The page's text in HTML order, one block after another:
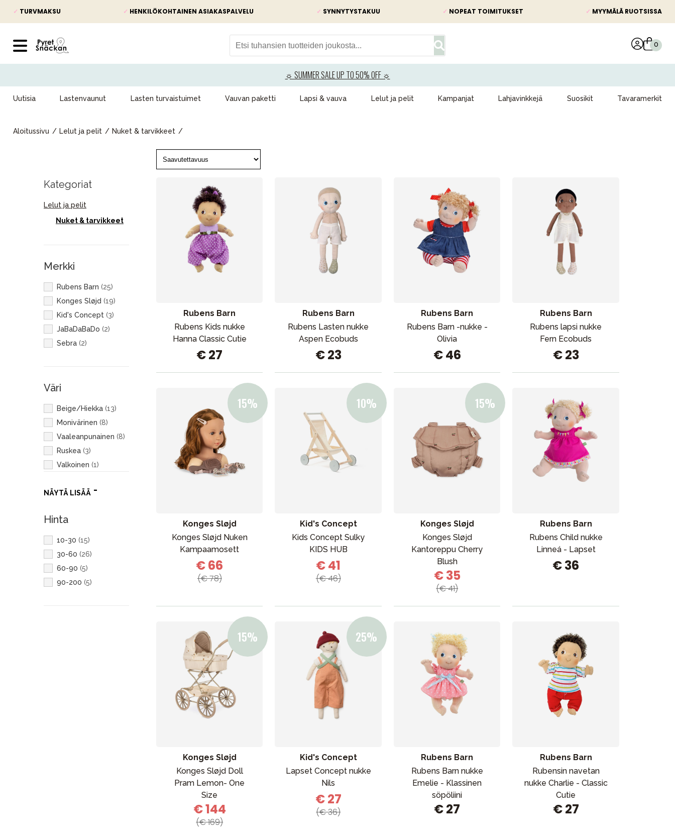
✓ TURVMAKSU ✓ HENKILÖKOHTAINEN ASIAKASPALVELU ✓ SYNNYTYSTAKUU ✓ NOPEAT TOIMITUKSET ✓ MYYMÄLÄ RUOTSISSA
☼ SUMMER SALE UP TO 50% OFF ☼
Uutisia Lastenvaunut Lasten turvaistuimet Vauvan paketti Lapsi & vauva Lelut ja pelit Kampanjat Lahjavinkkejä Suosikit Tavaramerkit
Aloitussivu Lelut ja pelit Nuket & tarvikkeet
Kategoriat
Lelut ja pelit
Nuket & tarvikkeet
Merkki
Rubens Barn (25)
Konges Sløjd (19)
Kid's Concept (3)
JaBaDaBaDo (2)
Sebra (2)
Väri
Beige/Hiekka (13)
Monivärinen (8)
Vaaleanpunainen (8)
Ruskea (3)
Valkoinen (1)
NÄYTÄ LISÄÄ
Hinta
10-30 (15)
30-60 (26)
60-90 (5)
90-200 (5)
Rubens Barn
Rubens Kids nukke
Hanna Classic Cutie
€ 27
Rubens Barn
Rubens Lasten nukke
Aspen Ecobuds
€ 23
Rubens Barn
Rubens Barn -nukke -
Olivia
€ 46
Rubens Barn
Rubens lapsi nukke
Fern Ecobuds
€ 23
Konges Sløjd
Konges Sløjd Nuken
Kampaamosett
€ 66
(€ 78)
Kid's Concept
Kids Concept Sulky
KIDS HUB
€ 41
(€ 46)
Konges Sløjd
Konges Sløjd
Kantoreppu Cherry
Blush
€ 35
(€ 41)
Rubens Barn
Rubens Child nukke
Linneá - Lapset
€ 36
Konges Sløjd
Konges Sløjd Doll
Pram Lemon- One
Size
€ 144
(€ 169)
Kid's Concept
Lapset Concept nukke
Nils
€ 27
(€ 36)
Rubens Barn
Rubens Barn nukke
Emelie - Klassinen
söpöliini
€ 27
Rubens Barn
Rubensin navetan
nukke Charlie - Classic
Cutie
€ 27